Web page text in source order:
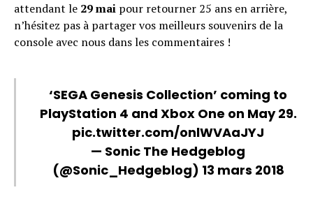
attendant le 29 mai pour retourner 25 ans en arrière,
n’hésitez pas à partager vos meilleurs souvenirs de la
console avec nous dans les commentaires !
‘SEGA Genesis Collection’ coming to
PlayStation 4 and Xbox One on May 29.
pic.twitter.com/onlWVAaJYJ
— Sonic The Hedgeblog
(@Sonic_Hedgeblog) 13 mars 2018